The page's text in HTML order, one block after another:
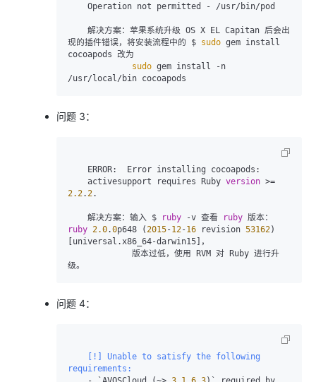
现的插件错误，将安装流程中的 $ sudo gem install
cocoapods 改为
sudo gem install -n
/usr/local/bin cocoapods
问题 3：
    activesupport requires Ruby
version
2.2.2.
    解决方案：输入 $
ruby -v 查看 ruby 版本：
ruby 2.0.0p648 (2015-12-16 revision 53162)
[universal.x86_64-darwin15]，
级。
问题 4：
requirements: